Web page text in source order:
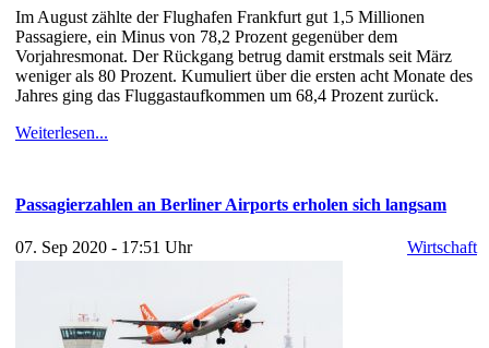
Im August zählte der Flughafen Frankfurt gut 1,5 Millionen
Passagiere, ein Minus von 78,2 Prozent gegenüber dem
Vorjahresmonat. Der Rückgang betrug damit erstmals seit März
weniger als 80 Prozent. Kumuliert über die ersten acht Monate des
Jahres ging das Fluggastaufkommen um 68,4 Prozent zurück.
Weiterlesen...
Passagierzahlen an Berliner Airports erholen sich langsam
07. Sep 2020 - 17:51 Uhr Wirtschaft